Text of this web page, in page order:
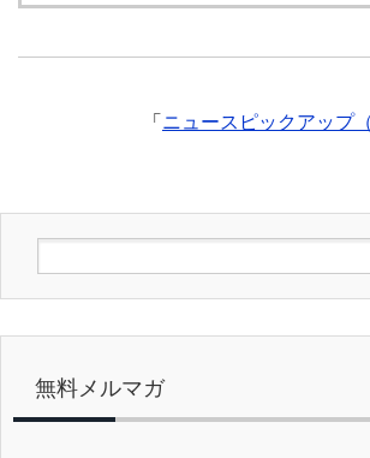
「 ニュースピックアップ
無料メルマガ